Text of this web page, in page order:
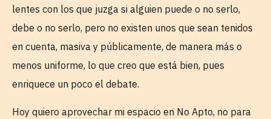
lentes con los que juzga si alguien puede o no serlo,
debe o no serlo, pero no existen unos que sean tenidos
en cuenta, masiva y públicamente, de manera más o
menos uniforme, lo que creo que está bien, pues
enriquece un poco el debate.
Hoy quiero aprovechar mi espacio en No Apto, no para